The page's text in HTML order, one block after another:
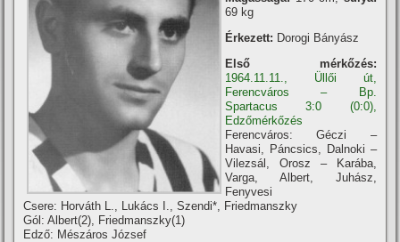
69 kg
Érkezett: Dorogi Bányász
Első mérkőzés:
1964.11.11., Üllői út,
Ferencváros – Bp.
Spartacus 3:0 (0:0),
Edzőmérkőzés
Ferencváros: Géczi –
Havasi, Páncsics, Dalnoki –
Vilezsál, Orosz – Karába,
Varga, Albert, Juhász,
Fenyvesi
Csere: Horváth L., Lukács I., Szendi*, Friedmanszky
Gól: Albert(2), Friedmanszky(1)
Edző: Mészáros József